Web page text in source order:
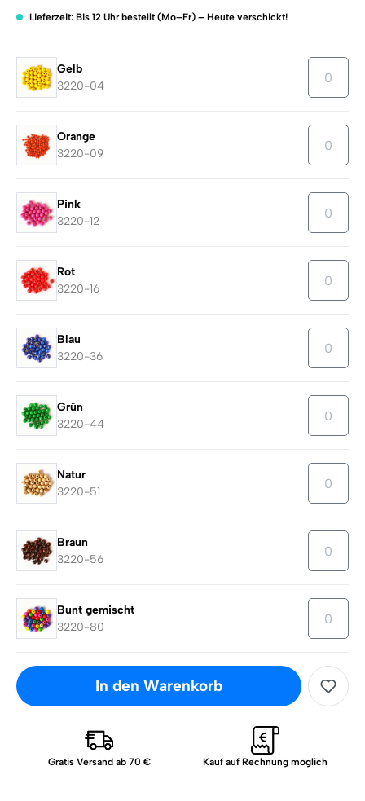
Lieferzeit: Bis 12 Uhr bestellt (Mo–Fr) – Heute verschickt!
Gelb
3220-04
Orange
3220-09
Pink
3220-12
Rot
3220-16
Blau
3220-36
Grün
3220-44
Natur
3220-51
Braun
3220-56
Bunt gemischt
3220-80
In den Warenkorb
Gratis Versand ab 70 € Kauf auf Rechnung möglich